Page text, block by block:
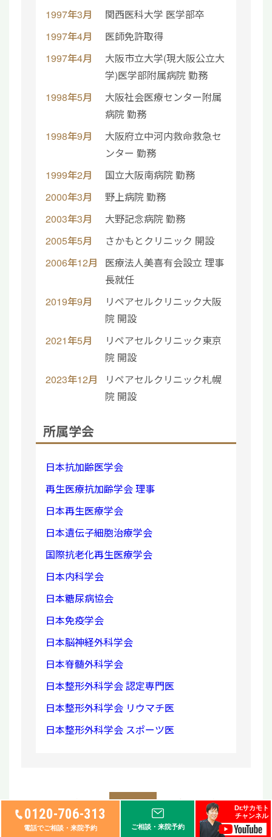
0120-706-313
電話でご相談・来院予約 ご相談・来院予約
Dr.サカモト
チャンネル
1997年3月
関西医科大学 医学部卒
1997年4月
医師免許取得
1997年4月
大阪市立大学(現大阪公立大
学)医学部附属病院 勤務
1998年5月
大阪社会医療センター附属
病院 勤務
1998年9月
大阪府立中河内救命救急セ
ンター 勤務
1999年2月
国立大阪南病院 勤務
2000年3月
野上病院 勤務
2003年3月
大野記念病院 勤務
2005年5月
さかもとクリニック 開設
2006年12月
医療法人美喜有会設立 理事
長就任
2019年9月
リペアセルクリニック大阪
院 開設
2021年5月
リペアセルクリニック東京
院 開設
2023年12月
リペアセルクリニック札幌
院 開設
所属学会
日本抗加齢医学会
再生医療抗加齢学会 理事
日本再生医療学会
日本遺伝子細胞治療学会
国際抗老化再生医療学会
日本内科学会
日本糖尿病協会
日本免疫学会
日本脳神経外科学会
日本脊髄外科学会
日本整形外科学会 認定専門医
日本整形外科学会 リウマチ医
日本整形外科学会 スポーツ医
« 前の記事へ 一覧へ 次の記事へ »